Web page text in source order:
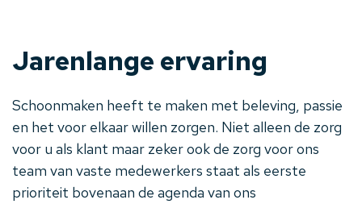
Jarenlange ervaring
Schoonmaken heeft te maken met beleving, passie
en het voor elkaar willen zorgen. Niet alleen de zorg
voor u als klant maar zeker ook de zorg voor ons
team van vaste medewerkers staat als eerste
prioriteit bovenaan de agenda van ons